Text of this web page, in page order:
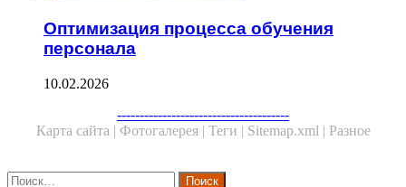
Оптимизация процесса обучения
персонала
10.02.2026
--------------------------------------
Карта сайта | Фотогалерея | Теги | Sitemap.xml | Разное
Close
Найти: